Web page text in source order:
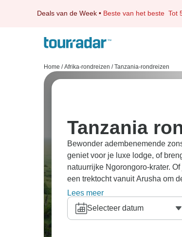
Deals van de Week • Beste van het beste Tot
Home / Afrika-rondreizen / Tanzania-rondreizen
Tanzania
Bewonder adembenemende
geniet voor je luxe lodge, of
natuurrijke Ngorongoro-krater.
een trektocht vanuit Arusha om
ervaar je natuurlijke wonderen
naar de Big Five, of sluit je
zandstranden van
.
Lees meer
Selecteer datum